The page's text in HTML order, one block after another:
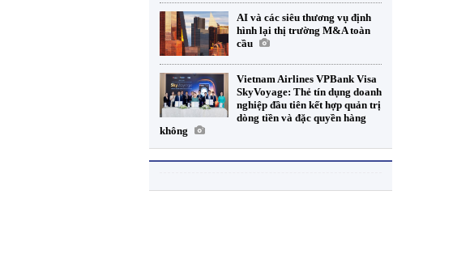
AI và các siêu thương vụ định
hình lại thị trường M&A toàn
cầu
Vietnam Airlines VPBank Visa
SkyVoyage: Thẻ tín dụng doanh
nghiệp đầu tiên kết hợp quản trị
dòng tiền và đặc quyền hàng
không